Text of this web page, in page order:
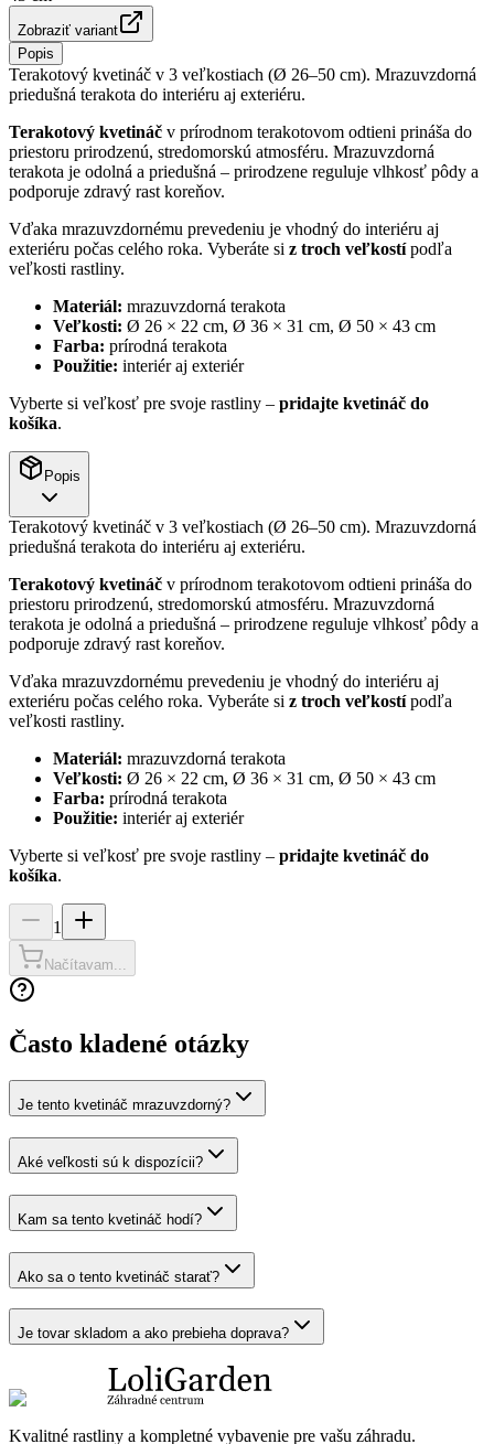
Zobraziť variant
Popis
Terakotový kvetináč v 3 veľkostiach (Ø 26–50 cm). Mrazuvzdorná
priedušná terakota do interiéru aj exteriéru.
Terakotový kvetináč v prírodnom terakotovom odtieni prináša do
priestoru prirodzenú, stredomorskú atmosféru. Mrazuvzdorná
terakota je odolná a priedušná – prirodzene reguluje vlhkosť pôdy a
podporuje zdravý rast koreňov.
Vďaka mrazuvzdornému prevedeniu je vhodný do interiéru aj
exteriéru počas celého roka. Vyberáte si z troch veľkostípodľa
veľkosti rastliny.
Materiál: mrazuvzdorná terakota
Veľkosti: Ø 26 × 22 cm, Ø 36 × 31 cm, Ø 50 × 43 cm
Farba: prírodná terakota
Použitie: interiér aj exteriér
Vyberte si veľkosť pre svoje rastliny – pridajte kvetináč do
košíka.
Popis
Terakotový kvetináč v 3 veľkostiach (Ø 26–50 cm). Mrazuvzdorná
priedušná terakota do interiéru aj exteriéru.
Terakotový kvetináč v prírodnom terakotovom odtieni prináša do
priestoru prirodzenú, stredomorskú atmosféru. Mrazuvzdorná
terakota je odolná a priedušná – prirodzene reguluje vlhkosť pôdy a
podporuje zdravý rast koreňov.
Vďaka mrazuvzdornému prevedeniu je vhodný do interiéru aj
exteriéru počas celého roka. Vyberáte si z troch veľkostípodľa
veľkosti rastliny.
Materiál: mrazuvzdorná terakota
Veľkosti: Ø 26 × 22 cm, Ø 36 × 31 cm, Ø 50 × 43 cm
Farba: prírodná terakota
Použitie: interiér aj exteriér
Vyberte si veľkosť pre svoje rastliny – pridajte kvetináč do
košíka.
1
Načítavam...
Často kladené otázky
Je tento kvetináč mrazuvzdorný?
Aké veľkosti sú k dispozícii?
Kam sa tento kvetináč hodí?
Ako sa o tento kvetináč starať?
Je tovar skladom a ako prebieha doprava?
Kvalitné rastliny a kompletné vybavenie pre vašu záhradu.